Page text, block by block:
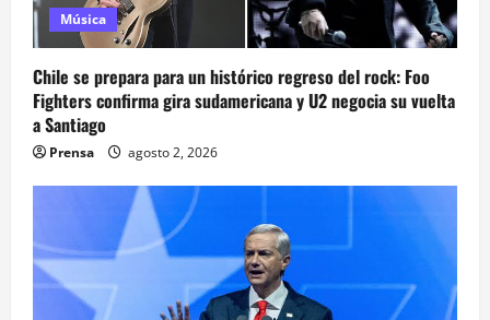
Música
Chile se prepara para un histórico regreso del rock: Foo
Fighters confirma gira sudamericana y U2 negocia su vuelta
a Santiago
Prensa agosto 2, 2026